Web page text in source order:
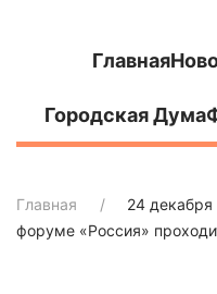
Главная
Городская Дума
Главная
24
форуме «Россия»